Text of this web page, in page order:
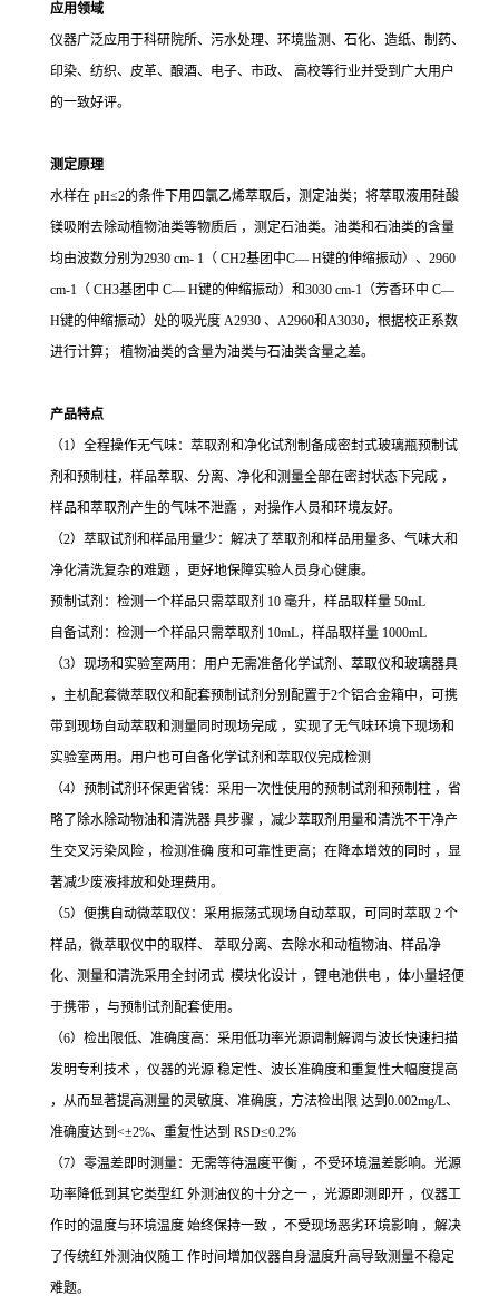
应用领域
仪器广泛应用于科研院所、污水处理、环境监测、石化、造纸、制药、
印染、纺织、皮革、酿酒、电子、市政、
高校等行业并受到广大用户
的一致好评。
测定原理
水样在 pH≤2的条件下用四氯乙烯萃取后，测定油类；将萃取液用硅酸
镁吸附去除动植物油类等物质后 ，测定石油类。油类和石油类的含量
均由波数分别为2930 cm- 1（ CH2基团中C— H键的伸缩振动）、2960
cm-1（ CH3基团中 C— H键的伸缩振动）和3030 cm-1（芳香环中 C—
H键的伸缩振动）处的吸光度 A2930 、A2960和A3030，根据校正系数
进行计算； 植物油类的含量为油类与石油类含量之差。
产品特点
（1）全程操作无气味：萃取剂和净化试剂制备成密封式玻璃瓶预制试
剂和预制柱，样品萃取、 分离、净化和测量全部在密封状态下完成 ，
样品和萃取剂产生的气味不泄露 ，对操作人员和环境友好。
（2）萃取试剂和样品用量少：解决了萃取剂和样品用量多、气味大和
净化清洗复杂的难题 ，更好地保障实验人员身心健康。
预制试剂：检测一个样品只需萃取剂 10 毫升，样品取样量 50mL
自备试剂：检测一个样品只需萃取剂 10mL，样品取样量 1000mL
（3）现场和实验室两用：用户无需准备化学试剂、萃取仪和玻璃器具
，主机配套微萃取仪和配套预制试剂分别配置于2个铝合金箱中，可携
带到现场自动萃取和测量同时现场完成 ，实现了无气味环境下现场和
实验室两用。用户也可自备化学试剂和萃取仪完成检测
（4）预制试剂环保更省钱：采用一次性使用的预制试剂和预制柱 ，省
略了除水除动物油和清洗器 具步骤 ，减少萃取剂用量和清洗不干净产
生交叉污染风险 ，检测准确 度和可靠性更高；在降本增效的同时 ，显
著减少废液排放和处理费用。
（5）便携自动微萃取仪：采用振荡式现场自动萃取，可同时萃取 2 个
样品，微萃取仪中的取样、 萃取分离、去除水和动植物油、样品净
化、测量和清洗采用全封闭式 模块化设计 ，锂电池供电 ，体小量轻便
于携带 ，与预制试剂配套使用。
（6）检出限低、准确度高：采用低功率光源调制解调与波长快速扫描
发明专利技术 ，仪器的光源 稳定性、波长准确度和重复性大幅度提高
，从而显著提高测量的灵敏度、准确度，方法检出限 达到0.002mg/L、
准确度达到<±2%、重复性达到 RSD≤0.2%
（7）零温差即时测量：无需等待温度平衡 ，不受环境温差影响。光源
功率降低到其它类型红 外测油仪的十分之一 ，光源即测即开 ，仪器工
作时的温度与环境温度 始终保持一致 ，不受现场恶劣环境影响 ，解决
了传统红外测油仪随工 作时间增加仪器自身温度升高导致测量不稳定
难题。